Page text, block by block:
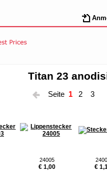
Titan 23
Seite 1 2 3
24005
€ 1,00 €